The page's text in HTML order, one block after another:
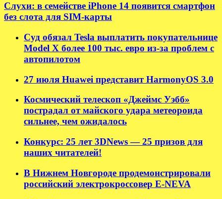
Слухи: в семействе iPhone 14 появится смартфон
без слота для SIM-карты
Суд обязал Tesla выплатить покупательнице
Model X более 100 тыс. евро из-за проблем с
автопилотом
27 июля Huawei представит HarmonyOS 3.0
Космический телескоп «Джеймс Уэбб»
пострадал от майского удара метеороида
сильнее, чем ожидалось
Конкурс: 25 лет 3DNews — 25 призов для
наших читателей!
В Нижнем Новгороде продемонстрировали
российский электрокроссовер E-NEVA